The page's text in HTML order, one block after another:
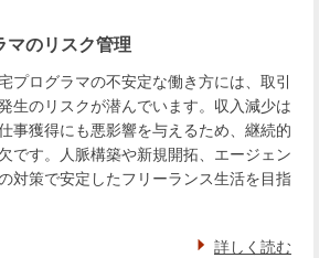
マのリスク管理
プログラマの不安定な働き方には、取引
生のリスクが潜んでいます。収入減少は
事獲得にも悪影響を与えるため、継続的
です。人脈構築や新規開拓、エージェン
対策で安定したフリーランス生活を目指
詳しく読む